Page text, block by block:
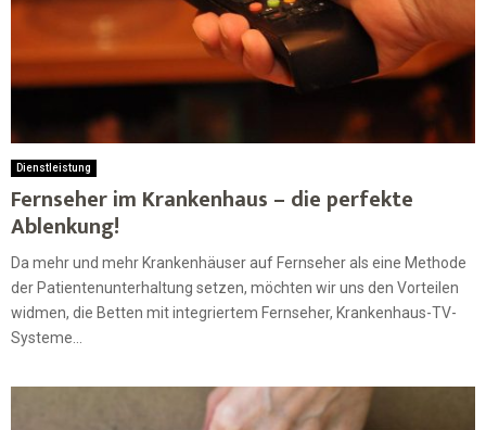
Dienstleistung
Fernseher im Krankenhaus – die perfekte
Ablenkung!
Da mehr und mehr Krankenhäuser auf Fernseher als eine Methode
der Patientenunterhaltung setzen, möchten wir uns den Vorteilen
widmen, die Betten mit integriertem Fernseher, Krankenhaus-TV-
Systeme...